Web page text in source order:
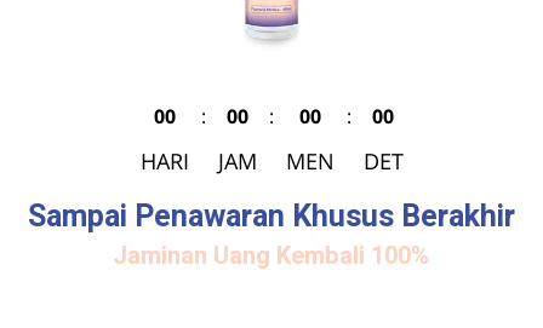
00
HARI
: 00
JAM
: 00
MEN
: 00
DET
Sampai Penawaran Khusus Berakhir
Jaminan Uang Kembali 100%